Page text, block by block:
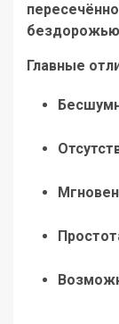
Главные